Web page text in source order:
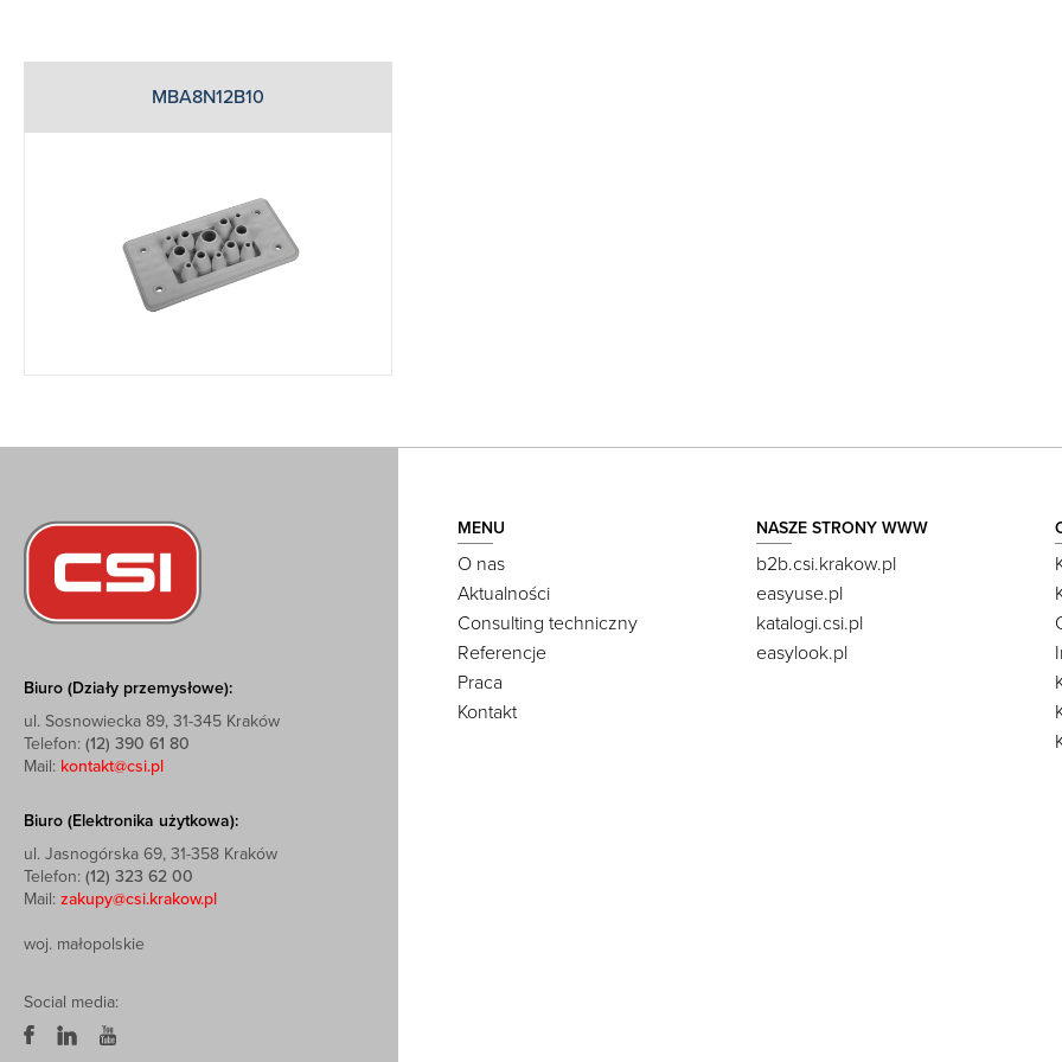
MBA8N12B10
Biuro (Działy przemysłowe):
ul. Sosnowiecka 89, 31-345 Kraków
Telefon: (12) 390 61 80
Mail: kontakt@csi.pl
Biuro (Elektronika użytkowa):
ul. Jasnogórska 69, 31-358 Kraków
Telefon: (12) 323 62 00
Mail: zakupy@csi.krakow.pl
woj. małopolskie
Social media:
MENU
O nas
Aktualności
Consulting techniczny
Referencje
Praca
Kontakt
NASZE STRONY WWW
b2b.csi.krakow.pl
easyuse.pl
katalogi.csi.pl
easylook.pl